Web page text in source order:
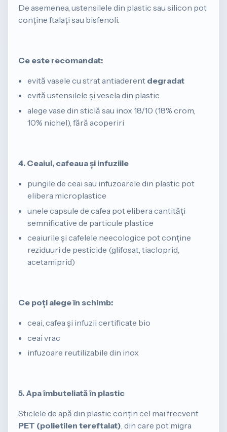
De asemenea, ustensilele din plastic sau silicon pot
conține ftalați sau bisfenoli.
Ce este recomandat:
evită vasele cu strat antiaderent degradat
evită ustensilele și vesela din plastic
alege vase din sticlă sau inox 18/10 (18% crom,
10% nichel), fără acoperiri
4. Ceaiul, cafeaua și infuziile
pungile de ceai sau infuzoarele din plastic pot
elibera microplastice
unele capsule de cafea pot elibera cantități
semnificative de particule plastice
ceaiurile și cafelele neecologice pot conține
reziduuri de pesticide (glifosat, tiacloprid,
acetamiprid)
Ce poți alege în schimb:
ceai, cafea și infuzii certificate bio
ceai vrac
infuzoare reutilizabile din inox
5. Apa îmbuteliată în plastic
Sticlele de apă din plastic conțin cel mai frecvent
PET (polietilen tereftalat), din care pot migra